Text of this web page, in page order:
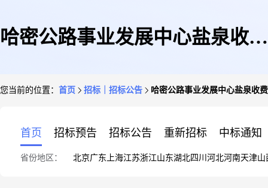
哈密公路事业发展中心盐泉收费
您当前的位置： 首页 招标｜招标公告 哈密公路事业发展中心盐泉收
首页 招标预告 招标公告 重新招标 中标通知
省份地区： 北京广东 上海江苏浙江山东湖北四川 河北河南天津山